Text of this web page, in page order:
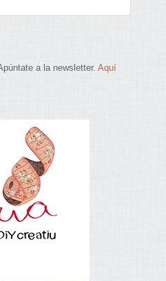
a la newsletter.Aquí